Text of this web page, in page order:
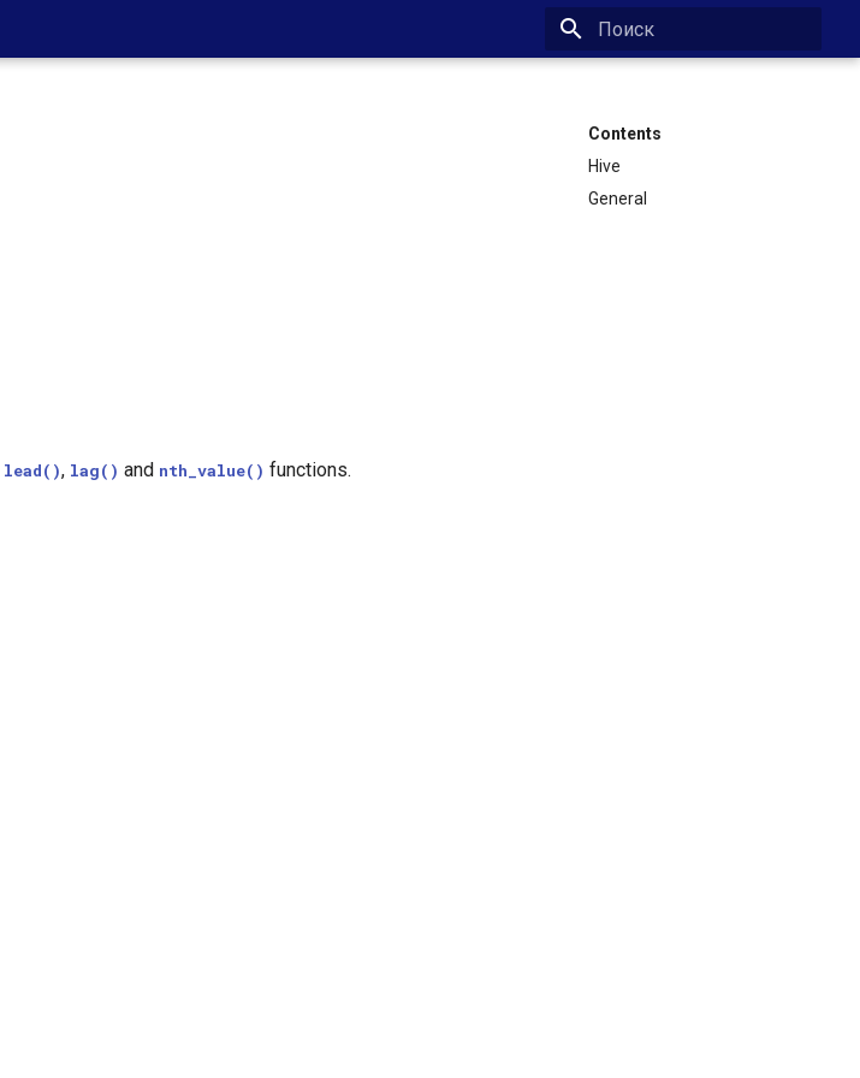
Contents
Hive
General
lead(), lag() and nth_value() functions.